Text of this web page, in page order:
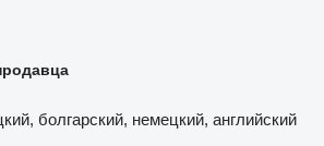
болгарский, немецкий, английский